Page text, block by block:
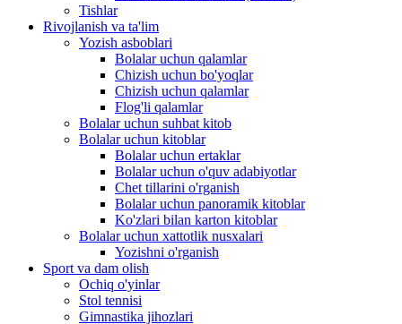
Tishlar
Rivojlanish va ta'lim
Yozish asboblari
Bolalar uchun qalamlar
Chizish uchun bo'yoqlar
Chizish uchun qalamlar
Flog'li qalamlar
Bolalar uchun suhbat kitob
Bolalar uchun kitoblar
Bolalar uchun ertaklar
Bolalar uchun o'quv adabiyotlar
Chet tillarini o'rganish
Bolalar uchun panoramik kitoblar
Ko'zlari bilan karton kitoblar
Bolalar uchun xattotlik nusxalari
Yozishni o'rganish
Sport va dam olish
Ochiq o'yinlar
Stol tennisi
Gimnastika jihozlari